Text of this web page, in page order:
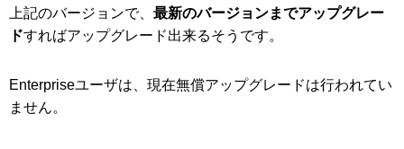
上記のバージョンで、 最新のバージョンまでアップグレー
ドすればアップグレード出来るそうです。
Enterpriseユーザは、現在無償アップグレードは行われてい
ません。